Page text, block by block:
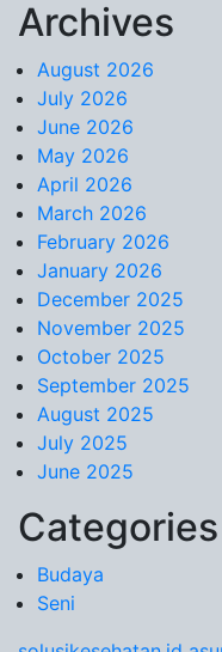
Skip to content
Archives
August 2026
July 2026
June 2026
May 2026
April 2026
March 2026
February 2026
January 2026
December 2025
November 2025
October 2025
September 2025
August 2025
July 2025
June 2025
Categories
Budaya
Seni